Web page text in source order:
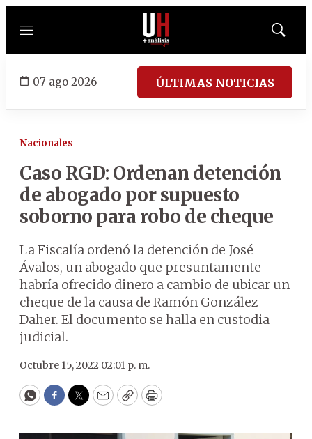
Menú
Mostrar
07 ago 2026 ÚLTIMAS NOTICIAS
Nacionales
Caso RGD: Ordenan detención
de abogado por supuesto
soborno para robo de cheque
La Fiscalía ordenó la detención de José
Ávalos, un abogado que presuntamente
habría ofrecido dinero a cambio de ubicar un
cheque de la causa de Ramón González
Daher. El documento se halla en custodia
judicial.
Octubre 15, 2022 02:01 p. m.
WhatsApp
Facebook
Twitter
EmailCopyPrint